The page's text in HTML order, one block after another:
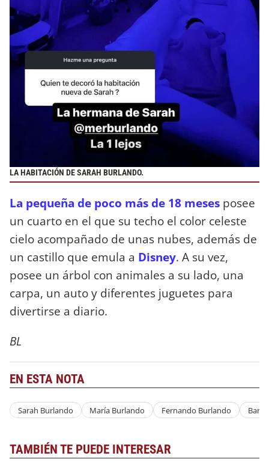
LA HABITACIÓN DE SARAH BURLANDO.
La pequeña de poco más de 18 meses posee
un cuarto en el que su techo el color celeste
cielo acompañado de unas nubes, además de
un castillo que emula a Disney. A su vez,
posee un árbol con animales a su lado, una
carpa, un auto y diferentes juguetes para
divertirse a diario.
BL
EN ESTA NOTA
Sarah Burlando María Burlando Fernando Burlando
TAMBIÉN TE PUEDE INTERESAR